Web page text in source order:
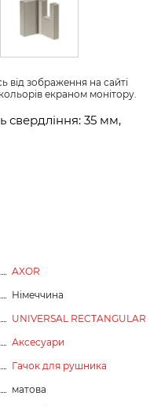
від зображення на сайті
екраном монітору.
свердління: 35 мм,
AXOR
Німеччина
UNIVERSAL RECTANGULAR
Аксесуари
Гачок для рушника
матова